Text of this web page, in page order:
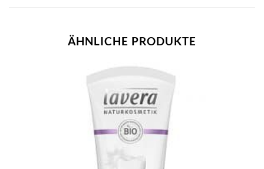
ÄHNLICHE PRODUKTE